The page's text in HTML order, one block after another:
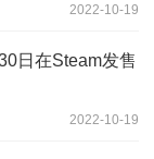
2022-10-19
日在Steam发售
2022-10-19